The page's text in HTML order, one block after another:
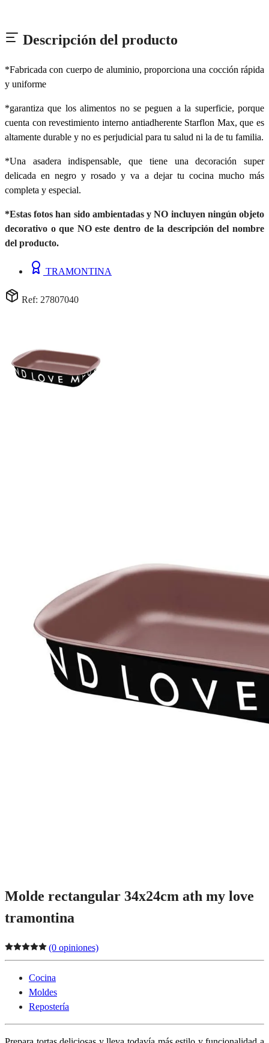
Descripción del producto
*Fabricada con cuerpo de aluminio, proporciona una cocción rápida
y uniforme
*garantiza que los alimentos no se peguen a la superficie, porque
cuenta con revestimiento interno antiadherente Starflon Max, que es
altamente durable y no es perjudicial para tu salud ni la de tu familia.
*Una asadera indispensable, que tiene una decoración super
delicada en negro y rosado y va a dejar tu cocina mucho más
completa y especial.
*Estas fotos han sido ambientadas y NO incluyen ningún objeto
decorativo o que NO este dentro de la descripción del nombre
del producto.
TRAMONTINA
Ref: 27807040
Molde rectangular 34x24cm ath my love
tramontina
(0 opiniones)
Cocina
Moldes
Repostería